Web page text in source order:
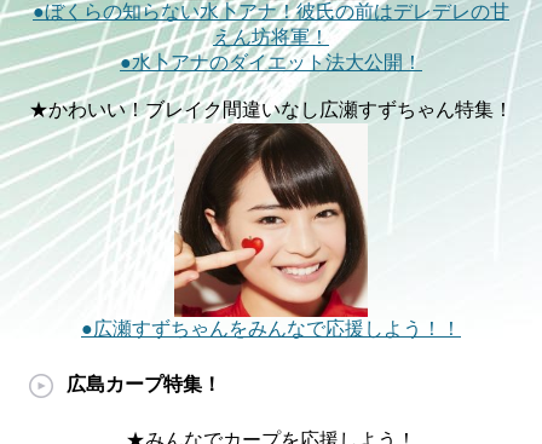
●ぼくらの知らない水卜アナ！彼氏の前はデレデレの甘
えん坊将軍！
●水卜アナのダイエット法大公開！
★かわいい！ブレイク間違いなし広瀬すずちゃん特集！
●広瀬すずちゃんをみんなで応援しよう！！
広島カープ特集！
★みんなでカープを応援しよう！